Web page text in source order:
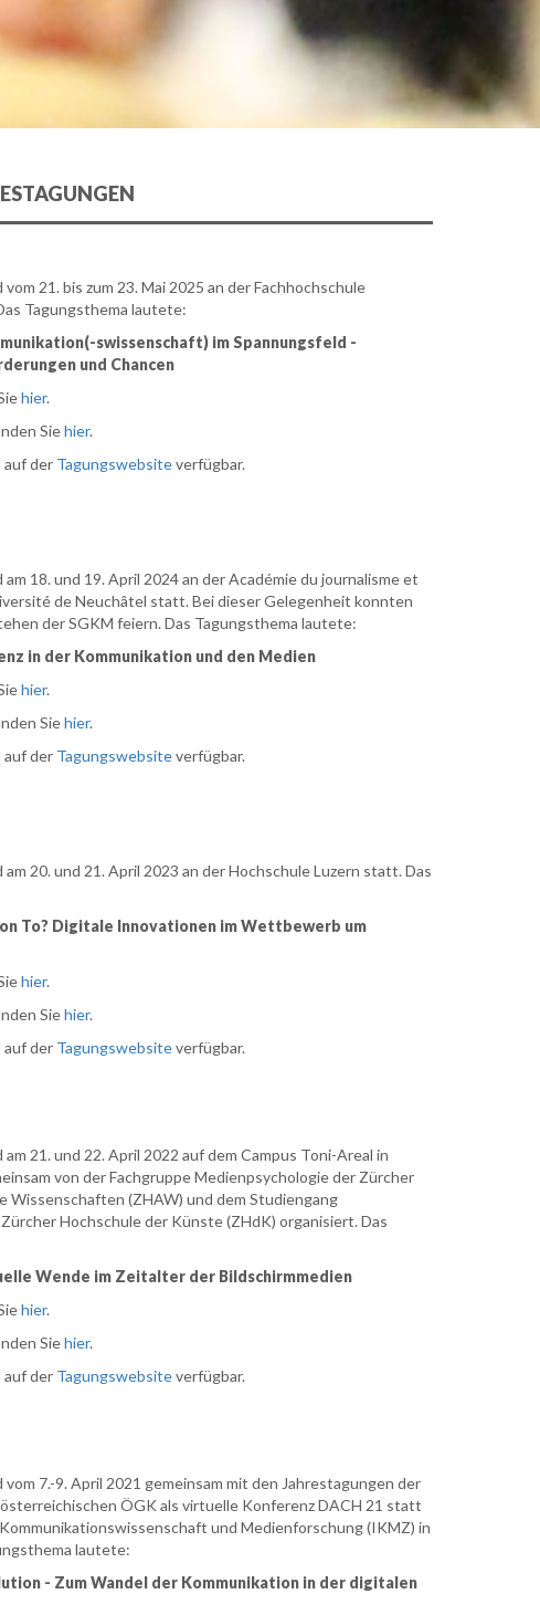
21. bis zum 23. Mai 2025 an der Fachhochschule
Tagungsthema lautete:
swissenschaft) im Spannungsfeld -
und Chancen
hier.
Siehier.
der Tagungswebsiteverfügbar.
18. und 19. April 2024 an der Académie du journalisme et
de Neuchâtel statt. Bei dieser Gelegenheit konnten
der SGKM feiern. Das Tagungsthema lautete:
in der Kommunikation und den Medien
hier.
Siehier.
der Tagungswebsiteverfügbar.
20. und 21. April 2023 an der Hochschule Luzern statt. Das
To? Digitale Innovationen im Wettbewerb um
hier.
Siehier.
der Tagungswebsiteverfügbar.
21. und 22. April 2022 auf dem Campus Toni-Areal in
von der Fachgruppe Medienpsychologie der Zürcher
Wissenschaften (ZHAW) und dem Studiengang
Hochschule der Künste (ZHdK) organisiert. Das
Wende im Zeitalter der Bildschirmmedien
hier.
Siehier.
der Tagungswebsiteverfügbar.
7.-9. April 2021 gemeinsam mit den Jahrestagungen der
ÖGK als virtuelle Konferenz DACH 21 statt
und Medienforschung (IKMZ) in
lautete:
- Zum Wandel der Kommunikation in der digitalen